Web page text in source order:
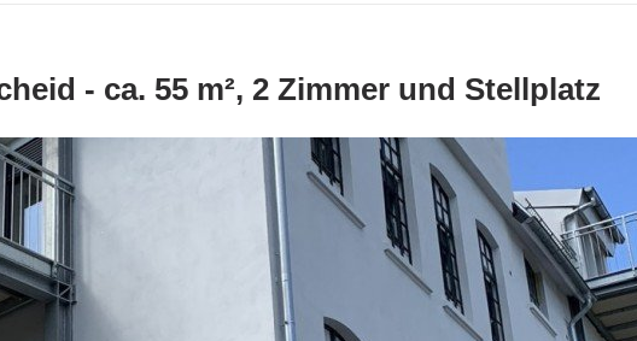
- ca. 55 m², 2 Zimmer und Stellplatz